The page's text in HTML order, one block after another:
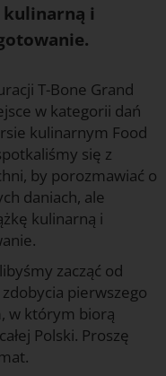
kulinarną i
T-Bone Grand
w kategorii dań
kulinarnym Food
się z
by porozmawiać o
daniach, ale
kulinarną i
zacząć od
pierwszego
w którym biorą
Polski. Proszę